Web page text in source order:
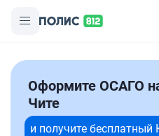
Оформите ОСАГО
Чите
и получите